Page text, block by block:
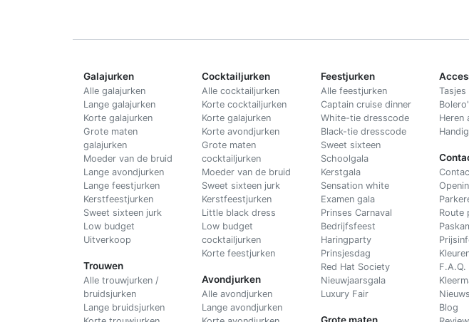
Galajurken
Alle galajurken
Lange galajurken
Korte galajurken
Grote maten
galajurken
Moeder van de bruid
Lange avondjurken
Lange feestjurken
Kerstfeestjurken
Sweet sixteen jurk
Low budget
Uitverkoop
Trouwen
Alle trouwjurken /
bruidsjurken
Lange bruidsjurken
Cocktailjurken
Alle cocktailjurken
Korte cocktailjurken
Korte galajurken
Korte avondjurken
Grote maten
cocktailjurken
Moeder van de bruid
Sweet sixteen jurk
Kerstfeestjurken
Little black dress
Low budget
cocktailjurken
Korte feestjurken
Avondjurken
Alle avondjurken
Lange avondjurken
Feestjurken
Alle feestjurken
Captain cruise dinner
White-tie dresscode
Black-tie dresscode
Sweet sixteen
Schoolgala
Kerstgala
Sensation white
Examen gala
Prinses Carnaval
Bedrijfsfeest
Haringparty
Prinsjesdag
Red Hat Society
Nieuwjaarsgala
Luxury Fair
Grote maten
Tasjes
Heren
C
Route
F.A.Q.
Nieuws
Blog